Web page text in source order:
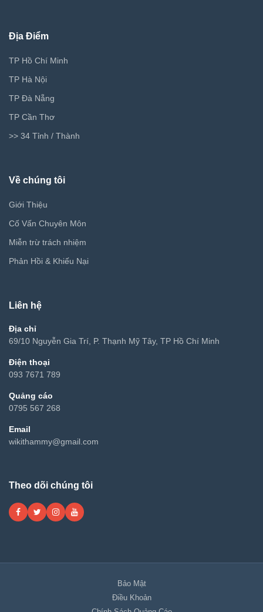
Địa Điểm
TP Hồ Chí Minh
TP Hà Nội
TP Đà Nẵng
TP Cần Thơ
>> 34 Tỉnh / Thành
Về chúng tôi
Giới Thiệu
Cố Vấn Chuyên Môn
Miễn trừ trách nhiệm
Phản Hồi & Khiếu Nại
Liên hệ
Địa chỉ
69/10 Nguyễn Gia Trí, P. Thạnh Mỹ Tây, TP Hồ Chí Minh
Điện thoại
093 7671 789
Quảng cáo
0795 567 268
Email
wikithammy@gmail.com
Theo dõi chúng tôi
Bảo Mật
Điều Khoản